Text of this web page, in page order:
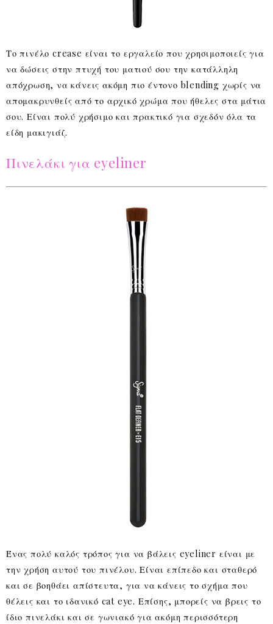
Το πινέλο crease είναι το εργαλείο που χρησιμοποιείς για
να δώσεις στην πτυχή του ματιού σου την κατάλληλη
απόχρωση, να κάνεις ακόμη πιο έντονο blending χωρίς να
απομακρυνθείς από το αρχικό χρώμα που ήθελες στα μάτια
σου. Είναι πολύ χρήσιμο και πρακτικό για σχεδόν όλα τα
είδη μακιγιάζ.
Πινελάκι για eyeliner
Ένας πολύ καλός τρόπος για να βάλεις eyeliner είναι με
την χρήση αυτού του πινέλου. Είναι επίπεδο και σταθερό
και σε βοηθάει απίστευτα, για να κάνεις το σχήμα που
θέλεις και το ιδανικό cat eye. Επίσης, μπορείς να βρεις το
ίδιο πινελάκι και σε γωνιακό για ακόμη περισσότερη